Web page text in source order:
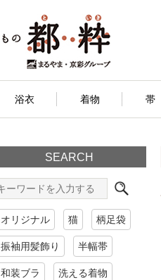
浴衣 着物 帯
SEARCH
オリジナル 猫 柄足袋
振袖用髪飾り 半幅帯
和装ブラ 洗える着物